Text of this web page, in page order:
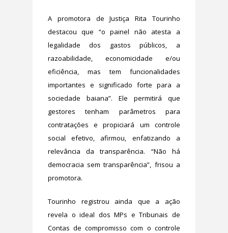
A promotora de Justiça Rita Tourinho
destacou que “o painel não atesta a
legalidade dos gastos públicos, a
razoabilidade, economicidade e/ou
eficiência, mas tem funcionalidades
importantes e significado forte para a
sociedade baiana”. Ele permitirá que
gestores tenham parâmetros para
contratações e propiciará um controle
social efetivo, afirmou, enfatizando a
relevância da transparência. “Não há
democracia sem transparência”, frisou a
promotora.
Tourinho registrou ainda que a ação
revela o ideal dos MPs e Tribunais de
Contas de compromisso com o controle